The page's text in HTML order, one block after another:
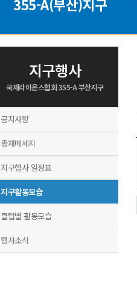
355-A(부산)지구
지구행사
국제라이온스협회 355-A 부산지구
공지사항
총재메세지
지구행사 일정표
지구활동모습
클럽별 활동모습
행사소식